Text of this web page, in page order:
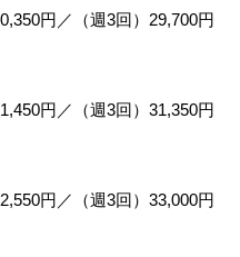
円／（週3回）29,700円
円／（週3回）31,350円
円／（週3回）33,000円